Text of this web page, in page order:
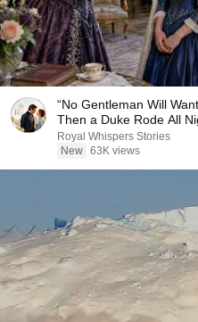
“No Gentleman Will
Then a Duke Rode All
Royal Whispers Stories
New 63K views